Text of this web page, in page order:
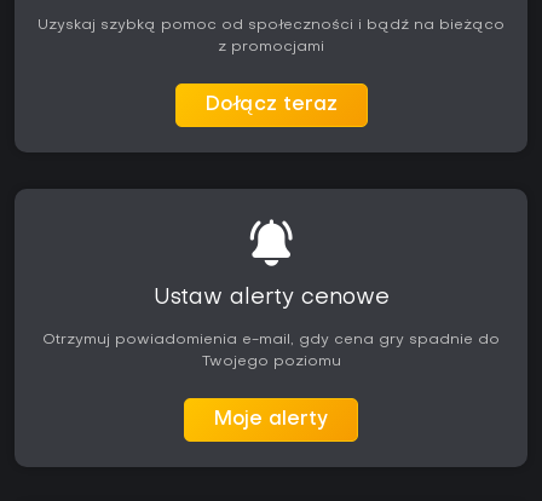
Uzyskaj szybką pomoc od społeczności i bądź na bieżąco
z promocjami
Dołącz teraz
Ustaw alerty cenowe
Otrzymuj powiadomienia e-mail, gdy cena gry spadnie do
Twojego poziomu
Moje alerty